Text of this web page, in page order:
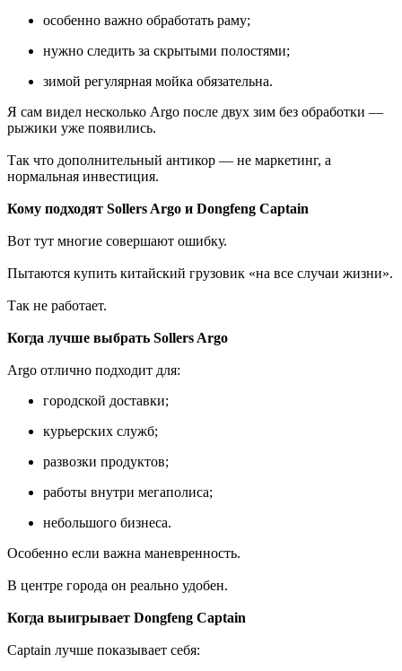
особенно важно обработать раму;
нужно следить за скрытыми полостями;
зимой регулярная мойка обязательна.
Я сам видел несколько Argo после двух зим без обработки —
рыжики уже появились.
Так что дополнительный антикор — не маркетинг, а
нормальная инвестиция.
Кому подходят Sollers Argo и Dongfeng Captain
Вот тут многие совершают ошибку.
Пытаются купить китайский грузовик «на все случаи жизни».
Так не работает.
Когда лучше выбрать Sollers Argo
Argo отлично подходит для:
городской доставки;
курьерских служб;
развозки продуктов;
работы внутри мегаполиса;
небольшого бизнеса.
Особенно если важна маневренность.
В центре города он реально удобен.
Когда выигрывает Dongfeng Captain
Captain лучше показывает себя: